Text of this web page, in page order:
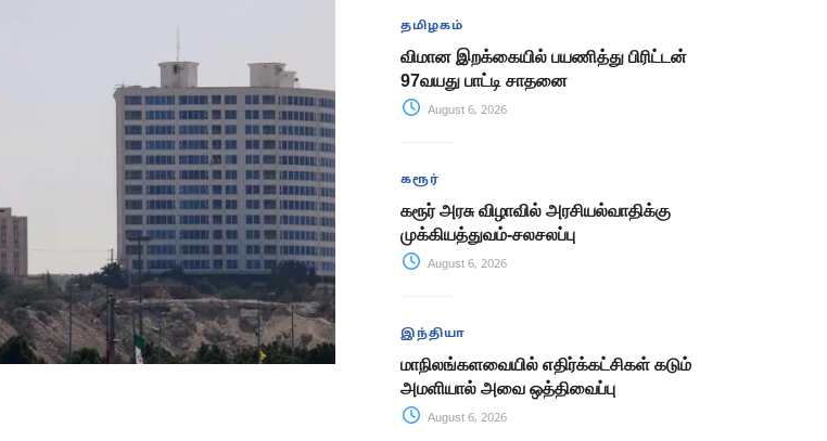
தமிழகம்
விமான இறக்கையில் பயணித்து பிரிட்டன்
97வயது பாட்டி சாதனை
August 6, 2026
கரூர்
கரூர் அரசு விழாவில் அரசியல்வாதிக்கு
முக்கியத்துவம்-சலசலப்பு
August 6, 2026
இந்தியா
மாநிலங்களவையில் எதிர்க்கட்சிகள் கடும்
அமளியால் அவை ஒத்திவைப்பு
August 6, 2026